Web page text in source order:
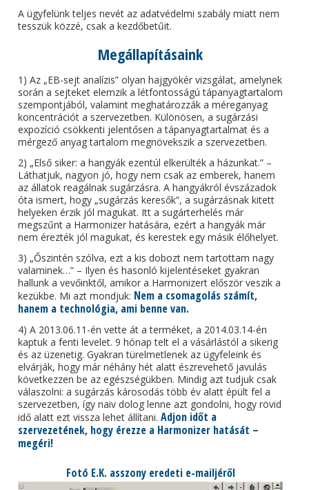
A ügyfelünk teljes nevét az adatvédelmi szabály miatt nem
tesszük közzé, csak a kezdőbetűit.
Megállapításaink
1) Az „EB-sejt analízis” olyan hajgyökér vizsgálat, amelynek
során a sejteket elemzik a létfontosságú tápanyagtartalom
szempontjából, valamint meghatározzák a méreganyag
koncentrációt a szervezetben. Különösen, a sugárzási
expozíció csökkenti jelentősen a tápanyagtartalmat és a
mérgező anyag tartalom megnövekszik a szervezetben.
2) „Első siker: a hangyák ezentúl elkerülték a házunkat.” –
Láthatjuk, nagyon jó, hogy nem csak az emberek, hanem
az állatok reagálnak sugárzásra. A hangyákról évszázadok
óta ismert, hogy „sugárzás keresők”, a sugárzásnak kitett
helyeken érzik jól magukat. Itt a sugárterhelés már
megszűnt a Harmonizer hatására, ezért a hangyák már
nem érezték jól magukat, és kerestek egy másik élőhelyet.
3) „Őszintén szólva, ezt a kis dobozt nem tartottam nagy
valaminek…” – Ilyen és hasonló kijelentéseket gyakran
hallunk a vevőinktől, amikor a Harmonizert először veszik a
kezükbe. Mi azt mondjuk: Nem a csomagolás számít,
hanem a technológia, ami benne van.
4) A 2013.06.11-én vette át a terméket, a 2014.03.14-én
kaptuk a fenti levelet. 9 hónap telt el a vásárlástól a sikerig
és az üzenetig. Gyakran türelmetlenek az ügyfeleink és
elvárják, hogy már néhány hét alatt észrevehető javulás
következzen be az egészségükben. Mindig azt tudjuk csak
válaszolni: a sugárzás károsodás több év alatt épült fel a
szervezetben, így naiv dolog lenne azt gondolni, hogy rövid
idő alatt ezt vissza lehet állítani.Adjon időt a
szervezetének, hogy érezze a Harmonizer hatását –
megéri!
Fotó E.K. asszony eredeti e-mailjéről